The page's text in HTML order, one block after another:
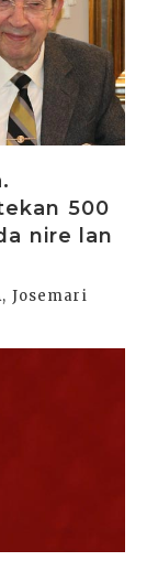
500
nire lan
Josemari